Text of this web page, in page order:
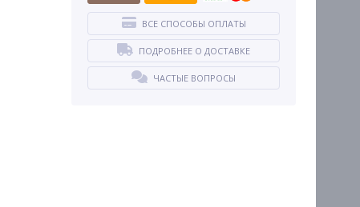
ВСЕ СПОСОБЫ ОПЛАТЫ
ПОДРОБНЕЕ О ДОСТАВКЕ
ЧАСТЫЕ ВОПРОСЫ